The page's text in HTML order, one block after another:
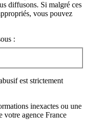
diffusons. Si malgré ces
vous pouvez
:
est strictement
inexactes ou une
votre agence France